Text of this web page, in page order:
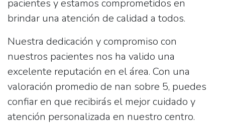
pacientes y estamos comprometidos en
brindar una atención de calidad a todos.
Nuestra dedicación y compromiso con
nuestros pacientes nos ha valido una
excelente reputación en el área. Con una
valoración promedio de nan sobre 5, puedes
confiar en que recibirás el mejor cuidado y
atención personalizada en nuestro centro.